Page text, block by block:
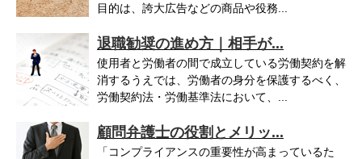
目的は、誇大広告などの商品や役務...
退職勧奨の進め方｜相手が...
使用者と労働者の間で成立している労働契約を解
消するうえでは、労働者の身分を保護するべく、
労働契約法・労働基準法において、...
顧問弁護士の役割とメリッ...
「コンプライアンスの重要性が高まっているた